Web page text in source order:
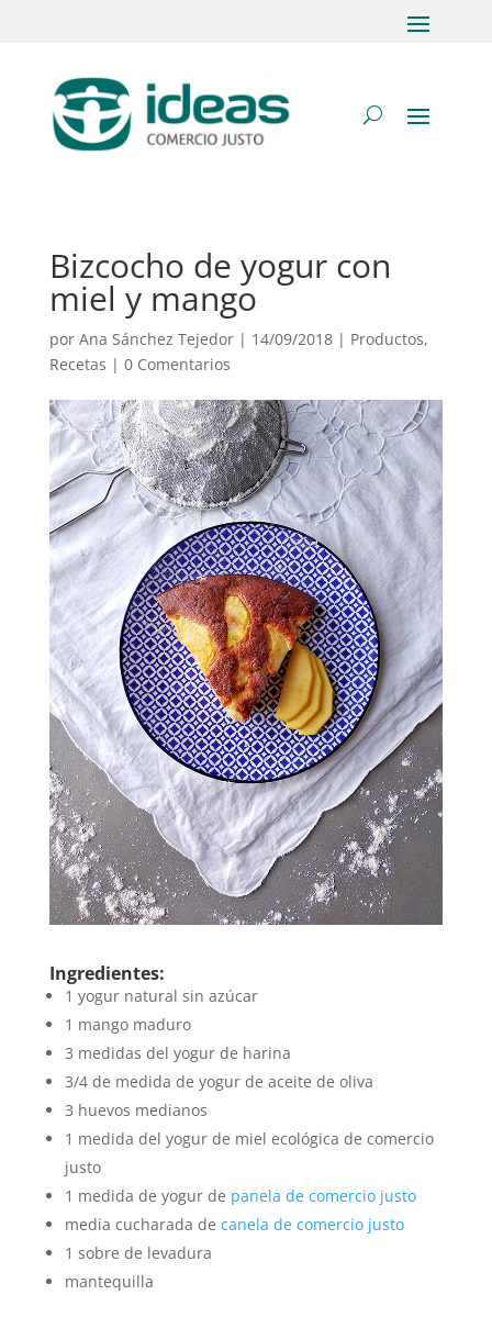
Bizcocho de yogur con
miel y mango
por Ana Sánchez Tejedor| 14/09/2018 | Productos,
Recetas | 0 Comentarios
Ingredientes:
1 yogur natural sin azúcar
1 mango maduro
3 medidas del yogur de harina
3/4 de medida de yogur de aceite de oliva
3 huevos medianos
1 medida del yogur de miel ecológica de comercio
justo
1 medida de yogur de panela de comercio justo
media cucharada de canela de comercio justo
1 sobre de levadura
mantequilla